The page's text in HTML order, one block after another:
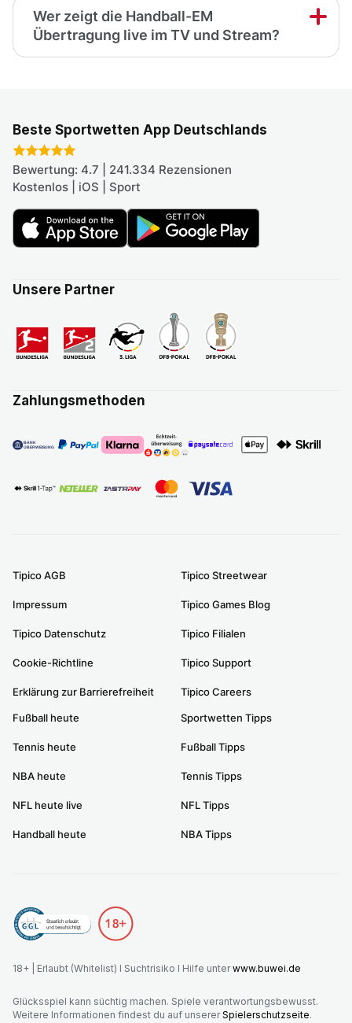
Wer zeigt die Handball-EM
Übertragung live im TV und Stream?
Beste Sportwetten App Deutschlands
Bewertung: 4.7 | 241.334 Rezensionen
Kostenlos | iOS | Sport
Unsere Partner
Zahlungsmethoden
Tipico AGB
Impressum
Tipico Datenschutz
Cookie-Richtline
Erklärung zur Barrierefreiheit
Tipico Streetwear
Tipico Games Blog
Tipico Filialen
Tipico Support
Tipico Careers
Fußball heute
Tennis heute
NBA heute
NFL heute live
Handball heute
Sportwetten Tipps
Fußball Tipps
Tennis Tipps
NFL Tipps
NBA Tipps
18+ | Erlaubt (Whitelist) I Suchtrisiko I Hilfe unterwww.buwei.de
Glücksspiel kann süchtig machen. Spiele verantwortungsbewusst.
Weitere Informationen findest du auf unsererSpielerschutzseite.